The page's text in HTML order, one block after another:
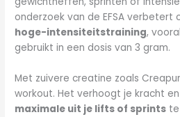
onderzoek van de EFSA
hoge-intensiteitstraining,
gebruikt in een dosis van 3 gram.
Met zuivere creatine zoals
workout. Het verhoogt je kracht
maximale uit je lifts of sprints